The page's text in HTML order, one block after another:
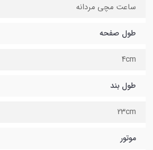
ساعت مچی مردانه
طول صفحه
4cm
طول بند
23cm
موتور